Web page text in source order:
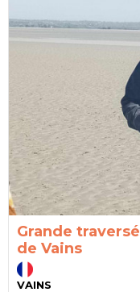
Grande
de Vains
VAINS